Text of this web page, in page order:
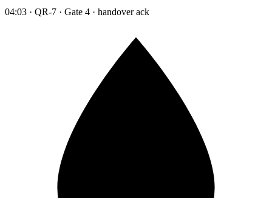
04:03 · QR-7 · Gate 4 · handover ack